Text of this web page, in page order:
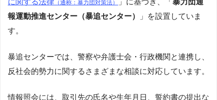
に関する法律 （通称：暴力団対策法） 」に基づき、「 暴力団通
報運動推進センター（暴追センター）
」を設置していま
す。
暴追センターでは、警察や弁護士会・行政機関と連携し、
反社会的勢力に関するさまざまな相談に対応しています。
情報照会には、取引先の氏名や生年月日、誓約書の提出な